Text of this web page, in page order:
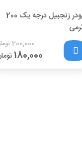
پودر زنجبیل درجه یک 200
200,000
180,000